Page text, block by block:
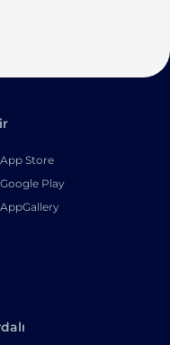
App Store
Google Play
AppGallery